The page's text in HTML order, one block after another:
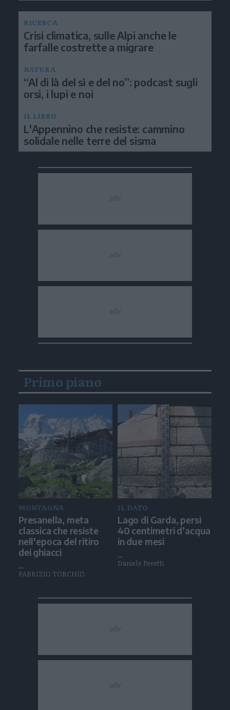
RICERCA
Crisi climatica, sulle Alpi anche le
farfalle costrette a migrare
NATURA
“Al di là del sì e del no”: podcast sugli
orsi, i lupi e noi
IL LIBRO
L'Appennino che resiste: cammino
solidale nelle terre del sisma
Primo piano
MONTAGNA
Presanella, meta
classica che resiste
nell'epoca del ritiro
dei ghiacci
FABRIZIO TORCHIO
IL DATO
Lago di Garda, persi
40 centimetri d’acqua
in due mesi
Daniele Peretti